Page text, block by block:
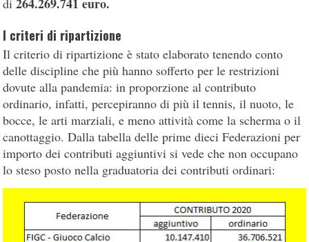
I criteri di ripartizione
Il criterio di ripartizione è stato elaborato tenendo conto
delle discipline che più hanno sofferto per le restrizioni
dovute alla pandemia: in proporzione al contributo
ordinario, infatti, percepiranno di più il tennis, il nuoto, le
bocce, le arti marziali, e meno attività come la scherma o il
canottaggio. Dalla tabella delle prime dieci Federazioni per
importo dei contributi aggiuntivi si vede che non occupano
lo steso posto nella graduatoria dei contributi ordinari: